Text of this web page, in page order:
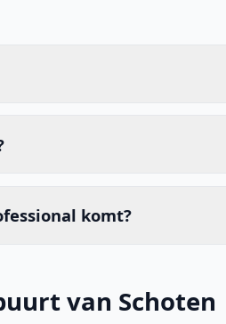
komt?
van Schoten